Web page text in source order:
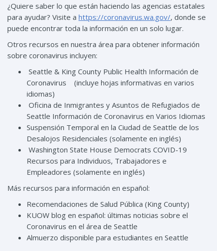
¿Quiere saber lo que están haciendo las agencias estatales
para ayudar? Visite a https://coronavirus.wa.gov/, donde se
puede encontrar toda la información en un solo lugar.
Otros recursos en nuestra área para obtener información
sobre coronavirus incluyen:
Seattle & King County Public Health Información de
Coronavirus
(incluye hojas informativas en varios
idiomas)
Oficina de Inmigrantes y Asuntos de Refugiados de
Seattle Información de Coronavirus en Varios Idiomas
Suspensión Temporal en la Ciudad de Seattle de los
Desalojos Residenciales (solamente en inglés)
Washington State House Democrats COVID-19
Recursos para Individuos, Trabajadores e
Empleadores (solamente en inglés)
Más recursos para información en español:
Recomendaciones de Salud Pública (King County)
KUOW blog en español: últimas noticias sobre el
Coronavirus en el área de Seattle
Almuerzo disponible para estudiantes en Seattle